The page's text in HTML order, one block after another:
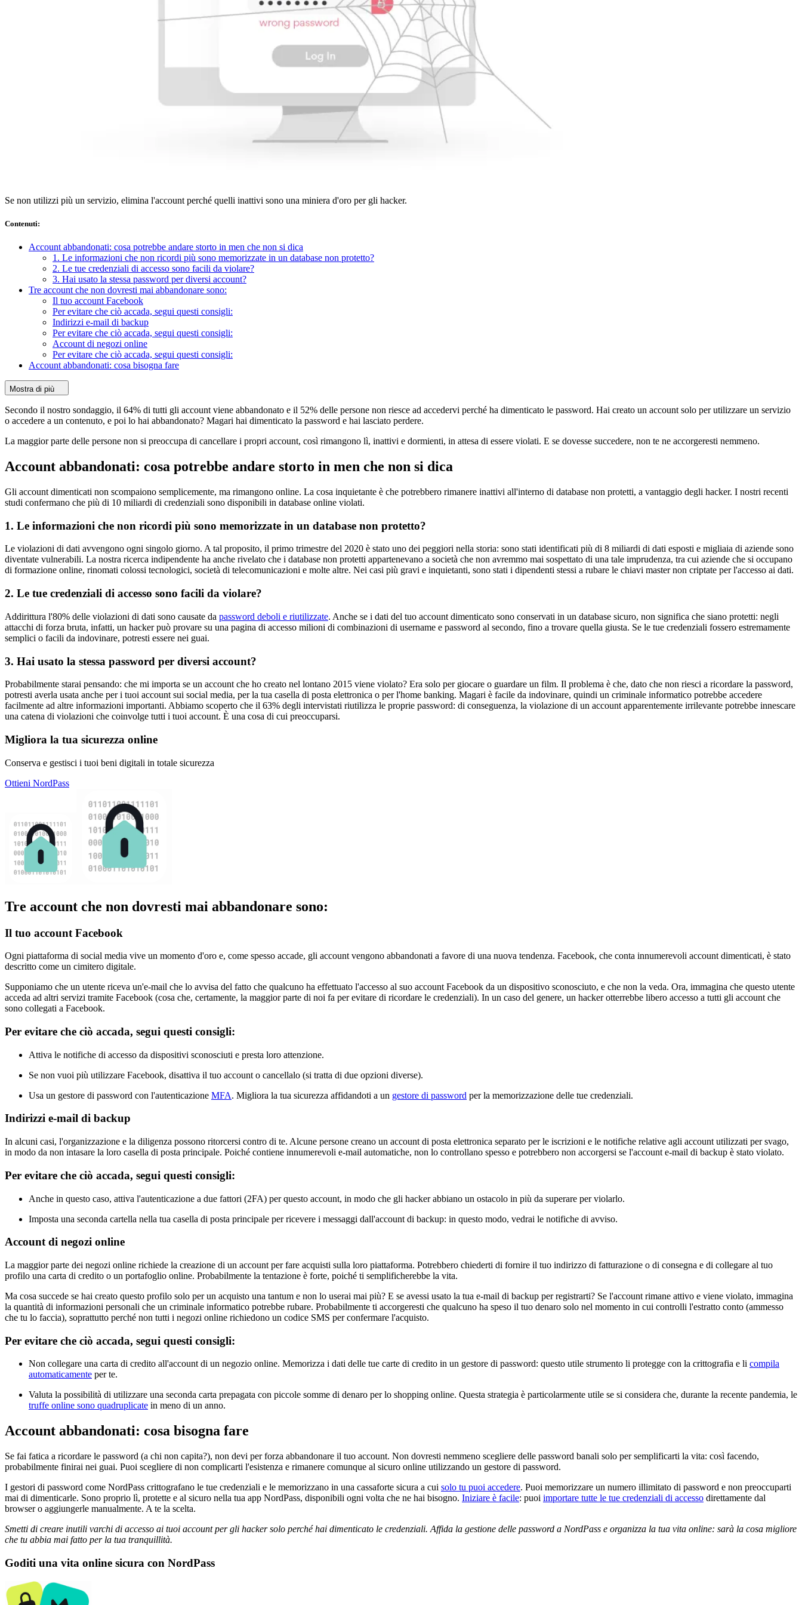
Se non utilizzi più un servizio, elimina l'account perché quelli inattivi sono una miniera d'oro per gli hacker.
Contenuti:
Account abbandonati: cosa potrebbe andare storto in men che non si dica
1. Le informazioni che non ricordi più sono memorizzate in un database non protetto?
2. Le tue credenziali di accesso sono facili da violare?
3. Hai usato la stessa password per diversi account?
Tre account che non dovresti mai abbandonare sono:
Il tuo account Facebook
Per evitare che ciò accada, segui questi consigli:
Indirizzi e-mail di backup
Per evitare che ciò accada, segui questi consigli:
Account di negozi online
Per evitare che ciò accada, segui questi consigli:
Account abbandonati: cosa bisogna fare
Mostra di più
Secondo il nostro sondaggio, il 64% di tutti gli account viene abbandonato e il 52% delle persone non riesce ad accedervi perché ha dimenticato le password. Hai creato un account solo per utilizzare un servizio
o accedere a un contenuto, e poi lo hai abbandonato? Magari hai dimenticato la password e hai lasciato perdere.
La maggior parte delle persone non si preoccupa di cancellare i propri account, così rimangono lì, inattivi e dormienti, in attesa di essere violati. E se dovesse succedere, non te ne accorgeresti nemmeno.
Account abbandonati: cosa potrebbe andare storto in men che non si dica
Gli account dimenticati non scompaiono semplicemente, ma rimangono online. La cosa inquietante è che potrebbero rimanere inattivi all'interno di database non protetti, a vantaggio degli hacker. I nostri recenti
studi confermano che più di 10 miliardi di credenziali sono disponibili in database online violati.
1. Le informazioni che non ricordi più sono memorizzate in un database non protetto?
Le violazioni di dati avvengono ogni singolo giorno. A tal proposito, il primo trimestre del 2020 è stato uno dei peggiori nella storia: sono stati identificati più di 8 miliardi di dati esposti e migliaia di aziende sono
diventate vulnerabili. La nostra ricerca indipendente ha anche rivelato che i database non protetti appartenevano a società che non avremmo mai sospettato di una tale imprudenza, tra cui aziende che si occupano
di formazione online, rinomati colossi tecnologici, società di telecomunicazioni e molte altre. Nei casi più gravi e inquietanti, sono stati i dipendenti stessi a rubare le chiavi master non criptate per l'accesso ai dati.
2. Le tue credenziali di accesso sono facili da violare?
Addirittura l'80% delle violazioni di dati sono causate da password deboli e riutilizzate. Anche se i dati del tuo account dimenticato sono conservati in un database sicuro, non significa che siano protetti: negli
attacchi di forza bruta, infatti, un hacker può provare su una pagina di accesso milioni di combinazioni di username e password al secondo, fino a trovare quella giusta. Se le tue credenziali fossero estremamente
semplici o facili da indovinare, potresti essere nei guai.
3. Hai usato la stessa password per diversi account?
Probabilmente starai pensando: che mi importa se un account che ho creato nel lontano 2015 viene violato? Era solo per giocare o guardare un film. Il problema è che, dato che non riesci a ricordare la password,
potresti averla usata anche per i tuoi account sui social media, per la tua casella di posta elettronica o per l'home banking. Magari è facile da indovinare, quindi un criminale informatico potrebbe accedere
facilmente ad altre informazioni importanti. Abbiamo scoperto che il 63% degli intervistati riutilizza le proprie password: di conseguenza, la violazione di un account apparentemente irrilevante potrebbe innescare
una catena di violazioni che coinvolge tutti i tuoi account. È una cosa di cui preoccuparsi.
Migliora la tua sicurezza online
Conserva e gestisci i tuoi beni digitali in totale sicurezza
Ottieni NordPass
Tre account che non dovresti mai abbandonare sono:
Il tuo account Facebook
Ogni piattaforma di social media vive un momento d'oro e, come spesso accade, gli account vengono abbandonati a favore di una nuova tendenza. Facebook, che conta innumerevoli account dimenticati, è stato
descritto come un cimitero digitale.
Supponiamo che un utente riceva un'e-mail che lo avvisa del fatto che qualcuno ha effettuato l'accesso al suo account Facebook da un dispositivo sconosciuto, e che non la veda. Ora, immagina che questo utente
acceda ad altri servizi tramite Facebook (cosa che, certamente, la maggior parte di noi fa per evitare di ricordare le credenziali). In un caso del genere, un hacker otterrebbe libero accesso a tutti gli account che
sono collegati a Facebook.
Per evitare che ciò accada, segui questi consigli:
Attiva le notifiche di accesso da dispositivi sconosciuti e presta loro attenzione.
Se non vuoi più utilizzare Facebook, disattiva il tuo account o cancellalo (si tratta di due opzioni diverse).
Usa un gestore di password con l'autenticazione MFA. Migliora la tua sicurezza affidandoti a un gestore di password per la memorizzazione delle tue credenziali.
Indirizzi e-mail di backup
In alcuni casi, l'organizzazione e la diligenza possono ritorcersi contro di te. Alcune persone creano un account di posta elettronica separato per le iscrizioni e le notifiche relative agli account utilizzati per svago,
in modo da non intasare la loro casella di posta principale. Poiché contiene innumerevoli e-mail automatiche, non lo controllano spesso e potrebbero non accorgersi se l'account e-mail di backup è stato violato.
Per evitare che ciò accada, segui questi consigli:
Anche in questo caso, attiva l'autenticazione a due fattori (2FA) per questo account, in modo che gli hacker abbiano un ostacolo in più da superare per violarlo.
Imposta una seconda cartella nella tua casella di posta principale per ricevere i messaggi dall'account di backup: in questo modo, vedrai le notifiche di avviso.
Account di negozi online
La maggior parte dei negozi online richiede la creazione di un account per fare acquisti sulla loro piattaforma. Potrebbero chiederti di fornire il tuo indirizzo di fatturazione o di consegna e di collegare al tuo
profilo una carta di credito o un portafoglio online. Probabilmente la tentazione è forte, poiché ti semplificherebbe la vita.
Ma cosa succede se hai creato questo profilo solo per un acquisto una tantum e non lo userai mai più? E se avessi usato la tua e-mail di backup per registrarti? Se l'account rimane attivo e viene violato, immagina
la quantità di informazioni personali che un criminale informatico potrebbe rubare. Probabilmente ti accorgeresti che qualcuno ha speso il tuo denaro solo nel momento in cui controlli l'estratto conto (ammesso
che tu lo faccia), soprattutto perché non tutti i negozi online richiedono un codice SMS per confermare l'acquisto.
Per evitare che ciò accada, segui questi consigli:
Non collegare una carta di credito all'account di un negozio online. Memorizza i dati delle tue carte di credito in un gestore di password: questo utile strumento li protegge con la crittografia e li compila
automaticamente per te.
Valuta la possibilità di utilizzare una seconda carta prepagata con piccole somme di denaro per lo shopping online. Questa strategia è particolarmente utile se si considera che, durante la recente pandemia, le
truffe online sono quadruplicate in meno di un anno.
Account abbandonati: cosa bisogna fare
Se fai fatica a ricordare le password (a chi non capita?), non devi per forza abbandonare il tuo account. Non dovresti nemmeno scegliere delle password banali solo per semplificarti la vita: così facendo,
probabilmente finirai nei guai. Puoi scegliere di non complicarti l'esistenza e rimanere comunque al sicuro online utilizzando un gestore di password.
I gestori di password come NordPass crittografano le tue credenziali e le memorizzano in una cassaforte sicura a cui solo tu puoi accedere. Puoi memorizzare un numero illimitato di password e non preoccuparti
mai di dimenticarle. Sono proprio lì, protette e al sicuro nella tua app NordPass, disponibili ogni volta che ne hai bisogno. Iniziare è facile: puoi importare tutte le tue credenziali di accesso direttamente dal
browser o aggiungerle manualmente. A te la scelta.
Smetti di creare inutili varchi di accesso ai tuoi account per gli hacker solo perché hai dimenticato le credenziali. Affida la gestione delle password a NordPass e organizza la tua vita online: sarà la cosa migliore
che tu abbia mai fatto per la tua tranquillità.
Goditi una vita online sicura con NordPass